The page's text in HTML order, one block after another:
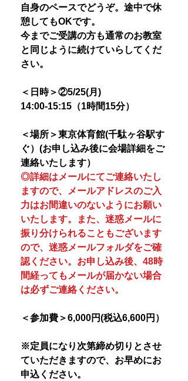
自身のペースでどうぞ。途中で休
憩してもOKです。
今までご受講の方も通常のお教室
と同じように続けていらしてくだ
さい。
＜日時＞②5/25(月)
14:00-15:15（1時間15分）
＜場所＞東京体育館(千駄ヶ谷駅す
ぐ）(お申し込み後に会場詳細をご
連絡いたします）
◎詳細はメールにてご連絡いたし
ますので、メールアドレスのご入
力はお間違いのないようにお願い
いたします。また、迷惑メールに
振り分けられることもございます
ので、迷惑メールフォルダをご確
認ください。お申し込み後、48時
間経ってもメールが届かない場合
は必ずご連絡ください。
＜参加費＞6,000円(税込6,600円）
※定員になり次第締め切りとさせ
ていただきますので、お早めにお
申込ください。